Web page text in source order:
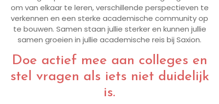
om van elkaar te leren, verschillende perspectieven te
verkennen en een sterke academische community op
te bouwen. Samen staan jullie sterker en kunnen jullie
samen groeien in jullie academische reis bij Saxion.
Doe actief mee aan colleges en
stel vragen als iets niet duidelijk
is.